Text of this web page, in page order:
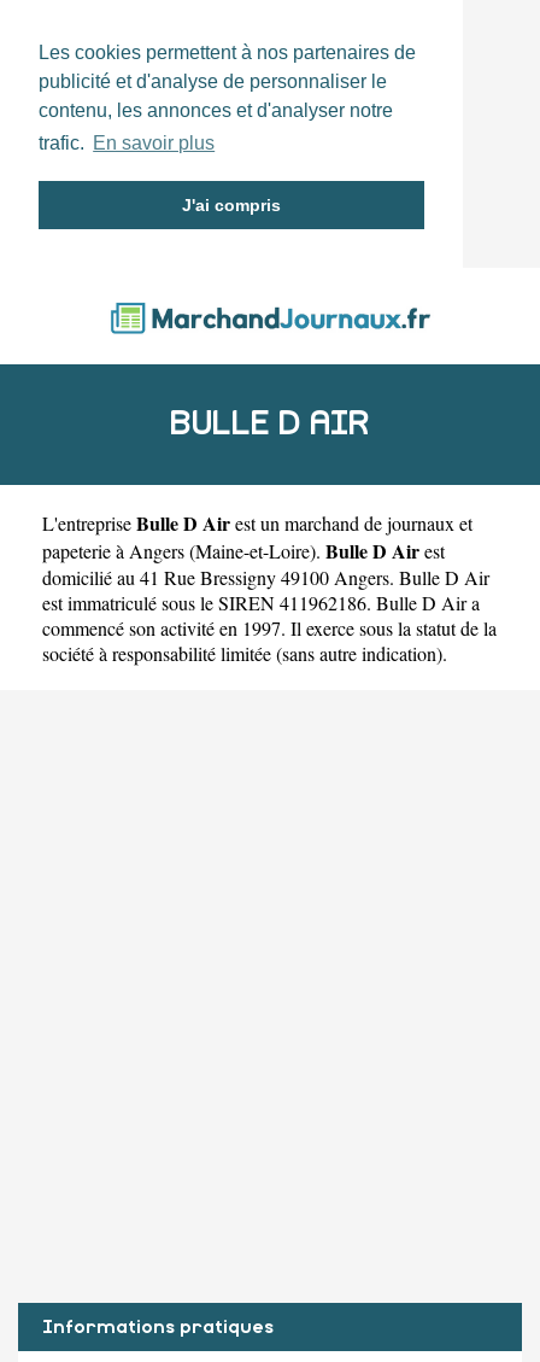
Les cookies permettent à nos partenaires de
publicité et d'analyse de personnaliser le
contenu, les annonces et d'analyser notre
trafic. En savoir plus
J'ai compris
BULLE D AIR
L'entrepriseBulle D Airest un marchand de journaux et
papeterie à Angers(Maine-et-Loire). Bulle D Airest
domicilié au 41 Rue Bressigny 49100 Angers. Bulle D Air
est immatriculé sous le SIREN 411962186. Bulle D Air a
commencé son activité en 1997. Il exerce sous la statut de la
société à responsabilité limitée (sans autre indication).
Informations pratiques